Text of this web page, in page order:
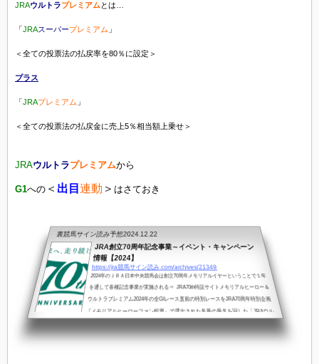
JRAウルトラプレミアム とは…
「 JRAスーパープレミアム 」
＜全ての投票法の払戻率を80％に設定＞
プラス
「 JRAプレミアム 」
＜全ての投票法の払戻金に売上5％相当額上乗せ＞
JRAウルトラプレミアムから
G1への ＜ 出目 連動 ＞ はさておき
裏競馬サイン読み予想2024.12.22
JRA創立70周年記念事業～イベント・キャンペーン
情報【2024】
https://jra競馬サイン読み.com/archives/21349
2024年のＪＲＡ日本中央競馬会は創立70周年メモリアルイヤーということで１年
を通して各種記念事業が実施される⇒ JRA70th特設サイトメモリアルヒーロー＆
ウルトラプレミアム2024年の全GⅠレース直前の特別レースをJRA70周年特別企画
『メモリアルヒーローファン投票』で選出された各馬の馬名を冠した「JRAウル
ラプレミアムとは…「JRAスーパープレミアム」＜全ての投票法の払戻率を80％